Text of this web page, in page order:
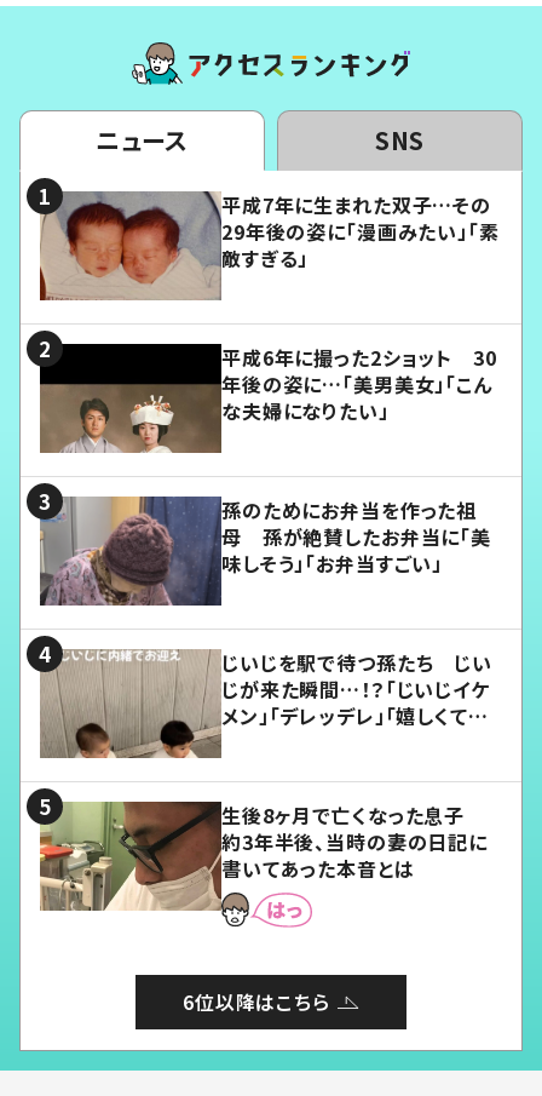
ニュース SNS
平成7年に生まれた双子…その
29年後の姿に「漫画みたい」「素
敵すぎる」
平成6年に撮った2ショット 30
年後の姿に…「美男美女」「こん
な夫婦になりたい」
孫のためにお弁当を作った祖
母 孫が絶賛したお弁当に「美
味しそう」「お弁当すごい」
じいじを駅で待つ孫たち じい
じが来た瞬間…！？「じいじイケ
メン」「デレッデレ」「嬉しくて可
生後8ヶ月で亡くなった息子
約3年半後、当時の妻の日記に
書いてあった本音とは
6位以降はこちら